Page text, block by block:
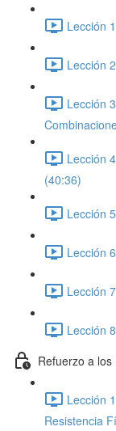
Lección
Lección
Lección
Lección
(40:36)
Lección
Lección
Lección
Lección
Refuerzo a
Lección
Resistencia